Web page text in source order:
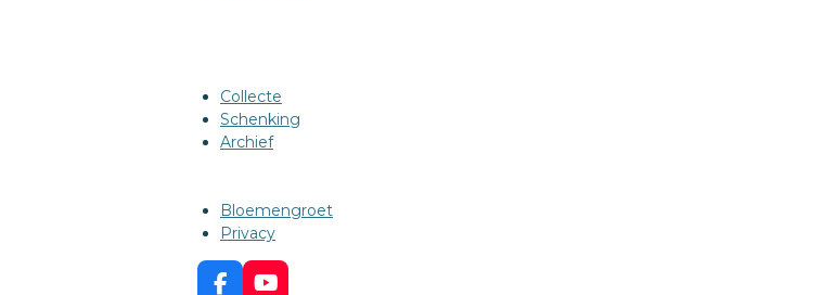
Collecte
Schenking
Archief
Bloemengroet
Privacy